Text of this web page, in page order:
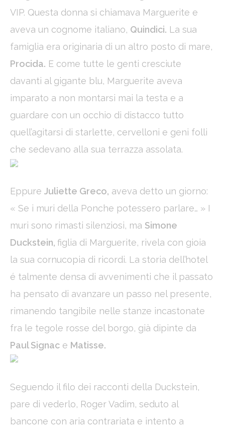
Preferences
Preference cookies allow to save user's preferences for the
next visit. For example they could hold the user language.
Name Provider Purpose
Cookie
consent on Cookies
Identifier.
fb_cookie_law_consent
D-edge
Cookie
Consent
Remember user's
consent on Cookies
and consent
Identifier.
_deCookiesConsentDeleteKey
D-edge
Remember user's
_deCountryResp
D-edge
Consent
Remember user's
consent on Cookies
and consent
Identifier.
_deCookiesConsent
D-edge
Consent
Remember user's
and consent
Statistics
Cookies of this kind are used to collect user's information
about the navigation path with the end goal to analyze the
statistics in an aggregated manner to enhance the website
performance and
_gid
Google
Analytics
Google Analytics
allows user tracking
to enhance the
VIP. Questa donna si chiamava Marguerite e
aveva un cognome italiano, Quindici. La sua
famiglia era originaria di un altro posto di mare,
Procida. E come tutte le genti cresciute
davanti al gigante blu, Marguerite aveva
imparato a non montarsi mai la testa e a
guardare con un occhio di distacco tutto
quell’agitarsi di starlette, cervelloni e geni folli
che sedevano alla sua terrazza assolata.
Eppure Juliette Greco, aveva detto un giorno:
« Se i muri della Ponche potessero parlare… » I
muri sono rimasti silenziosi, ma Simone
Duckstein, figlia di Marguerite, rivela con gioia
la sua cornucopia di ricordi. La storia dell’hotel
é talmente densa di avvenimenti che il passato
ha pensato di avanzare un passo nel presente,
rimanendo tangibile nelle stanze incastonate
fra le tegole rosse del borgo, già dipinte da
Paul Signac e Matisse.
Seguendo il filo dei racconti della Duckstein,
pare di vederlo, Roger Vadim, seduto al
bancone con aria contrariata e intento a